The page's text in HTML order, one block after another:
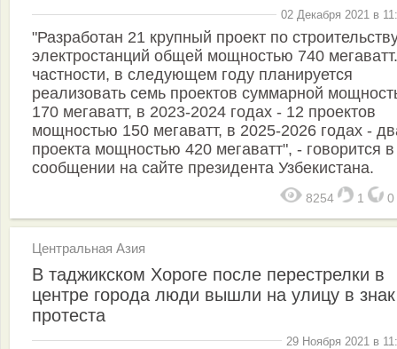
02 Декабря 2021 в
"Разработан 21 крупный проект по
электростанций общей мощностью 740
частности, в следующем году планируется
реализовать семь проектов суммарной
170 мегаватт, в 2023-2024 годах - 12 проектов
мощностью 150 мегаватт, в 2025-2026 годах -
проекта мощностью 420 мегаватт", - говорится в
сообщении на сайте президента Узбекистана.
8254 1 0
Центральная Азия
В таджикском Хороге после перестрелки в
центре города люди вышли на улицу в знак
протеста
29 Ноября 2021 в